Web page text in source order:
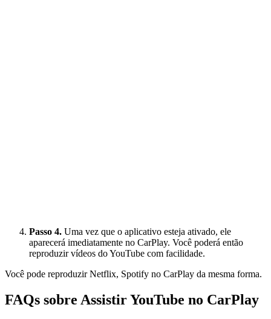
Passo 4. Uma vez que o aplicativo esteja ativado, ele
aparecerá imediatamente no CarPlay. Você poderá então
reproduzir vídeos do YouTube com facilidade.
Você pode reproduzir Netflix, Spotify no CarPlay da mesma forma.
FAQs sobre Assistir YouTube no CarPlay